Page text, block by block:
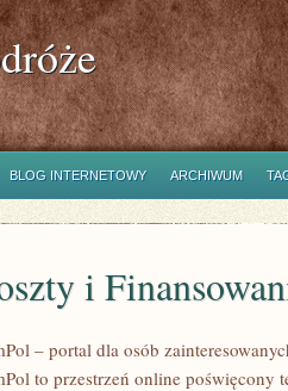
BLOG INTERNETOWY ARCHIWUM
i
– portal dla osób
to przestrzeń online poświęcony